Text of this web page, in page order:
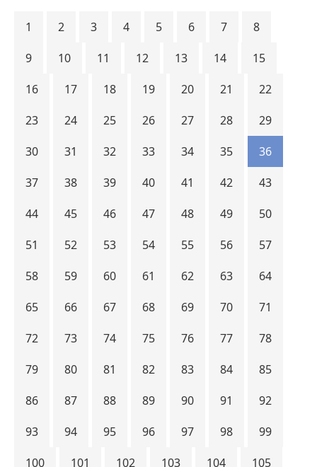
1 2 3 4 5 6 7
8
9
10 11 12 13 14
15
16
17 18 19 20 21
22
23
24 25 26 27 28
29
30
31 32 33 34 35
36
37
38 39 40 41 42
43
44
45 46 47 48 49
50
51
52 53 54 55 56
57
58
59 60 61 62 63
64
65
66 67 68 69 70
71
72
73 74 75 76 77
78
79
80 81 82 83 84
85
86
87 88 89 90 91
92
93
94 95 96 97 98
99
100
101 102 103 104 105